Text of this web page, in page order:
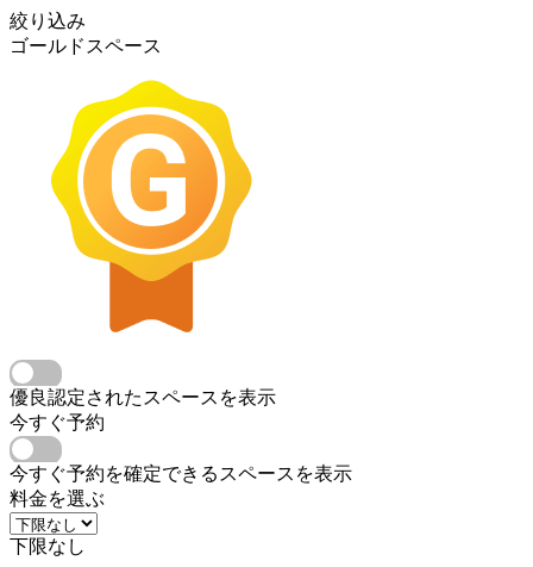
絞り込み
ゴールドスペース
優良認定されたスペースを表示
今すぐ予約
今すぐ予約を確定できるスペースを表示
料金を選ぶ
下限なし